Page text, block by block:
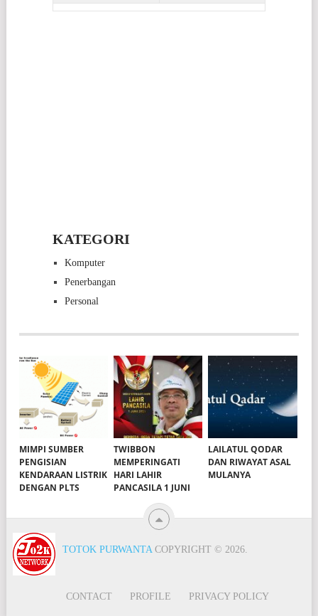
KATEGORI
Komputer
Penerbangan
Personal
MIMPI SUMBER
PENGISIAN
KENDARAAN LISTRIK
DENGAN PLTS
TWIBBON
MEMPERINGATI
HARI LAHIR
PANCASILA 1 JUNI
LAILATUL QODAR
DAN RIWAYAT ASAL
MULANYA
TOTOK PURWANTACOPYRIGHT © 2026.
CONTACT PROFILE PRIVACY POLICY